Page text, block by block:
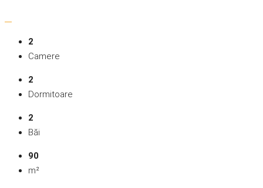
2
Camere
2
Dormitoare
2
Băi
90
m²